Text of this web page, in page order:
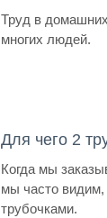
Труд в
многих людей.
Для чего 2
Когда мы
мы часто видим,
трубочками.